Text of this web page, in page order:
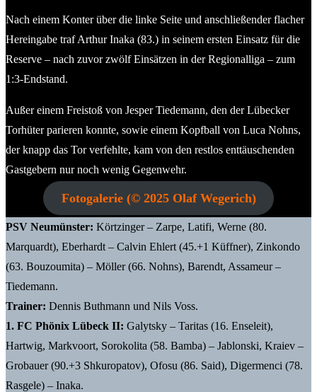
Nach einem Konter über die linke Seite und anschließender flacher
Hereingabe traf Arthur Inaka (83.) in seinem ersten Einsatz für die
Reserve – nach zuvor zwölf Einsätzen in der Regionalliga – zum
1:3-Endstand.
Außer einem Freistoß von Jesper Tiedemann, den der Lübecker
Torhüter parieren konnte, sowie einem Kopfball von Luca Nohns,
der knapp das Tor verfehlte, kam von den restlos enttäuschenden
Gastgebern nur noch wenig Gegenwehr.
Fotogalerie (© 2025 Olaf Wegerich)
PSV Neumünster: Körtzinger – Zarpe, Latifi, Werne (80.
Marquardt), Eberhardt – Calvin Ehlert (45.+1 Küffner), Zinkondo
(63. Bouzoumita) – Möller (66. Nohns), Barendt, Assameur –
Tiedemann.
Trainer: Dennis Buthmann und Nils Voss.
1. FC Phönix Lübeck II: Galytsky – Taritas (16. Enseleit),
Hartwig, Markvoort, Sorokolita (58. Bamba) – Jablonski, Kraiev –
Grobauer (90.+3 Shkuropatov), Ofosu (86. Said), Digermenci (78.
Rasgele) – Inaka.